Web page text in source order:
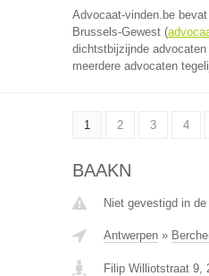
Advocaat-vinden.be
Brussels-Gewest (
dichtstbijzijnde advocaten
meerdere advocaten
1 2 3 4
BAAKN
Niet gevestigd in
Antwerpen»
Filip Williotstraat 9,